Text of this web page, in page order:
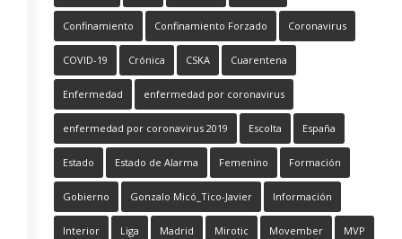
Confinamiento Confinamiento Forzado Coronavirus
COVID-19 Crónica CSKA Cuarentena
Enfermedad enfermedad por coronavirus
enfermedad por coronavirus 2019 Escolta España
Estado Estado de Alarma Femenino Formación
Gobierno Gonzalo Micó_Tico-Javier Información
Interior Liga Madrid Mirotic Movember MVP